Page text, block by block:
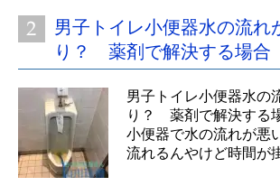
男子トイレ小便器水の流
り？ 薬剤で解決する場合
男子トイレ小便器水
り？ 薬剤で解決する
小便器で水の流れが悪
流れるんやけど時間が